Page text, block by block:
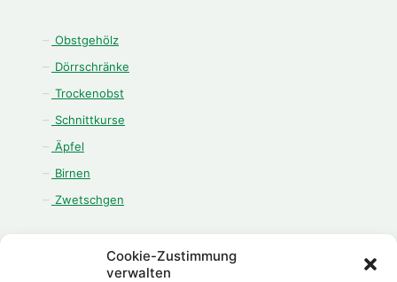
Cookie-Zustimmung
verwalten
Obstgehölz
Dörrschränke
Trockenobst
Schnittkurse
Äpfel
Birnen
Zwetschgen
ÖFFNUNGSZEITEN